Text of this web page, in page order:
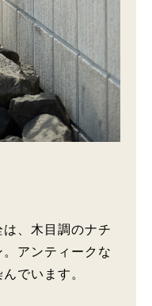
、木目調のナチ
アンティークな
でいます。